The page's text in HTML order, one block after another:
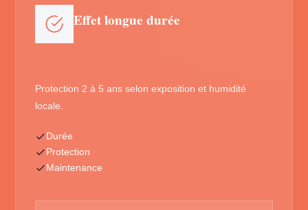
Effet longue durée
Protection 2 à 5 ans selon exposition et humidité
locale.
Durée
Protection
Maintenance